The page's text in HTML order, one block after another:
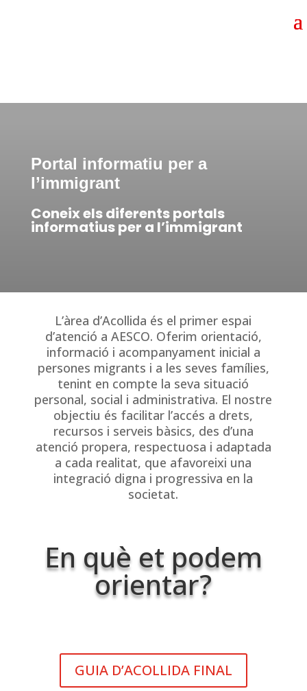
Portal informatiu per a
l’immigrant
Coneix els diferents portals
informatius per a l’immigrant
L’àrea d’Acollida és el primer espai
d’atenció a AESCO. Oferim orientació,
informació i acompanyament inicial a
persones migrants i a les seves famílies,
tenint en compte la seva situació
personal, social i administrativa. El nostre
objectiu és facilitar l’accés a drets,
recursos i serveis bàsics, des d’una
atenció propera, respectuosa i adaptada
a cada realitat, que afavoreixi una
integració digna i progressiva en la
societat.
En què et podem
orientar?
GUIA D’ACOLLIDA FINAL